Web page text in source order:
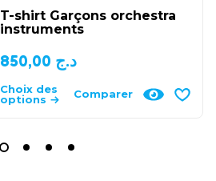
T-shirt Garçons orchestra
instruments
د.ج
Choix des
options
Comparer